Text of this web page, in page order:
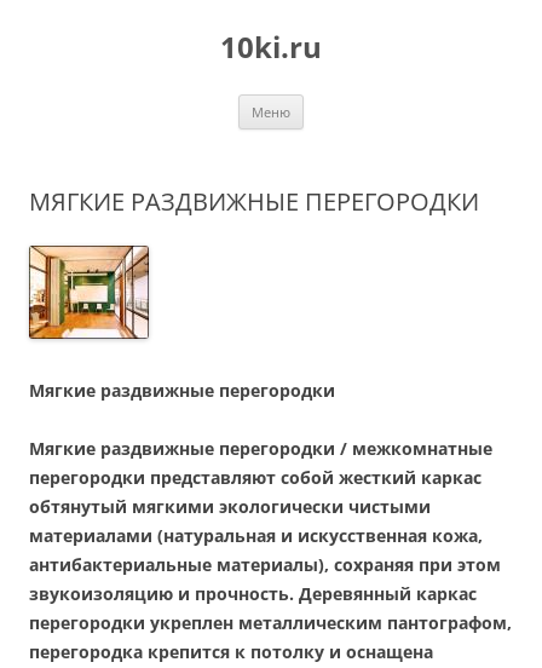
10ki.ru
Меню
МЯГКИЕ РАЗДВИЖНЫЕ ПЕРЕГОРОДКИ
Мягкие раздвижные перегородки
Мягкие раздвижные перегородки / межкомнатные
перегородки представляют собой жесткий каркас
обтянутый мягкими экологически чистыми
материалами (натуральная и искусственная кожа,
антибактериальные материалы), сохраняя при этом
звукоизоляцию и прочность. Деревянный каркас
перегородки укреплен металлическим пантографом,
перегородка крепится к потолку и оснащена